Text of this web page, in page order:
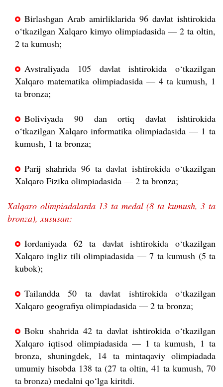
Birlashgan Arab amirliklarida 96 davlat ishtirokida
o‘tkazilgan Xalqaro kimyo olimpiadasida — 2 ta oltin,
2 ta kumush;
Avstraliyada 105 davlat ishtirokida o‘tkazilgan
Xalqaro matematika olimpiadasida — 4 ta kumush, 1
ta bronza;
Boliviyada 90 dan ortiq davlat ishtirokida
o‘tkazilgan Xalqaro informatika olimpiadasida — 1 ta
kumush, 1 ta bronza;
Parij shahrida 96 ta davlat ishtirokida o‘tkazilgan
Xalqaro Fizika olimpiadasida — 2 ta bronza;
Xalqaro olimpiadalarda 13 ta medal (8 ta kumush, 3 ta
bronza), xususan:
Iordaniyada 62 ta davlat ishtirokida o‘tkazilgan
Xalqaro ingliz tili olimpiadasida — 7 ta kumush (5 ta
kubok);
Tailandda 50 ta davlat ishtirokida o‘tkazilgan
Xalqaro geografiya olimpiadasida — 2 ta bronza;
Boku shahrida 42 ta davlat ishtirokida o‘tkazilgan
Xalqaro iqtisod olimpiadasida — 1 ta kumush, 1 ta
bronza, shuningdek, 14 ta mintaqaviy olimpiadada
umumiy hisobda 138 ta (27 ta oltin, 41 ta kumush, 70
ta bronza) medalni qo‘lga kiritdi.